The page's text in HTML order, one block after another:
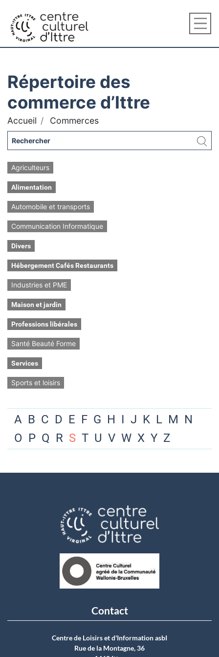
Répertoire des
commerce d’Ittre
Accueil Commerces
Agriculteurs
Alimentation
Automobile et transports
Communication Informatique
Divers
Hébergement Cafés Restaurants
Industries et PME
Maison et jardin
Professions libérales
Santé Beauté Forme
Services
Sports et loisirs
A B C D E F G H I J K L M N
O P Q R S T U V W X Y Z
Contact
Centre de Loisirs et d'Information asbI
Rue de la Montagne, 36